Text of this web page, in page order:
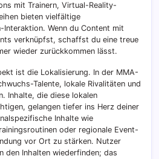
mit Trainern, Virtual-Reality-
bieten vielfältige
Interaktion. Wenn du Content mit
verknüpfst, schaffst du eine treue
wieder zurückkommen lässt.
ist die Lokalisierung. In der MMA-
Talente, lokale Rivalitäten und
Inhalte, die diese lokalen
gelangen tiefer ins Herz deiner
Inhalte wie
oder regionale Event-
vor Ort zu stärken. Nutzer
den Inhalten wiederfinden; das